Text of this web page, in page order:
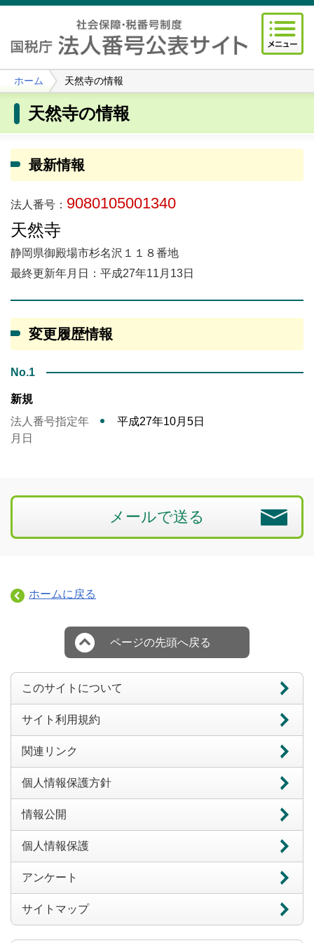
ホーム 天然寺の情報
天然寺の情報
最新情報
法人番号： 9080105001340
天然寺
静岡県御殿場市杉名沢１１８番地
最終更新年月日：平成27年11月13日
変更履歴情報
No.1
新規
法人番号指定年
月日
平成27年10月5日
メールで送る
ホームに戻る
ページの先頭へ戻る
このサイトについて
サイト利用規約
関連リンク
個人情報保護方針
情報公開
個人情報保護
アンケート
サイトマップ